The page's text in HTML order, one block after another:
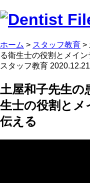
ホーム > スタッフ教育 >
る衛生士の役割とメイ
スタッフ教育 2020.12.21
土屋和子先生の
生士の役割と
伝える